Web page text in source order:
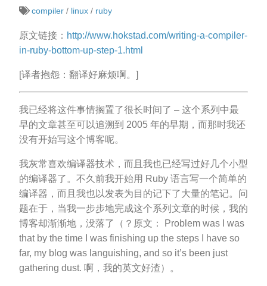
compiler/ linux/ ruby
原文链接： http://www.hokstad.com/writing-a-compiler-
in-ruby-bottom-up-step-1.html
[译者抱怨：翻译好麻烦啊。]
我已经将这件事情搁置了很长时间了 – 这个系列中最
早的文章甚至可以追溯到 2005 年的早期，而那时我还
没有开始写这个博客呢。
我灰常喜欢编译器技术，而且我也已经写过好几个小型
的编译器了。不久前我开始用 Ruby 语言写一个简单的
编译器，而且我也以发表为目的记下了大量的笔记。问
题在于，当我一步步地完成这个系列文章的时候，我的
博客却渐渐地，没落了（？原文： Problem was I was
that by the time I was finishing up the steps I have so
far, my blog was languishing, and so it’s been just
gathering dust. 啊，我的英文好渣）。